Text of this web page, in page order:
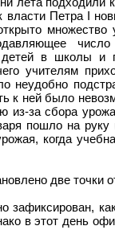
Петра I
множество
в школы и
учителям
неудобно
к ней было
из-за сбора
пошло на
когда
две точки
зафиксирован,
в этот день